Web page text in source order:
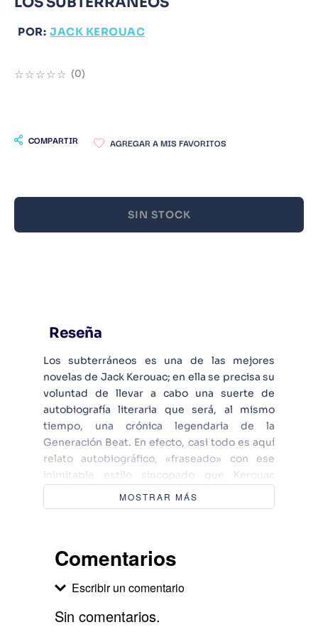
POR: JACK KEROUAC
☆☆☆☆☆ (0)
COMPARTIR
SIN STOCK
Reseña
Los subterráneos es una de las mejores
novelas de Jack Kerouac; en ella se precisa su
voluntad de llevar a cabo una suerte de
autobiografía literaria que será, al mismo
tiempo, una crónica legendaria de la
Generación Beat. En efecto, casi todo es aquí
relato autobiográfico, «fraseado» con ese
inimitable estilo sincopado que Kerouac
aprendió escuchando en el Minton’s de Nueva
York a los grandes del bop. La novela
fama, y es un fresco de días y de noches
cabalgando entre la desesperación absoluta y
estremecedora historia de amor: la del
MOSTRAR MÁS
Comentarios
Escribir un comentario
Sin comentarios.